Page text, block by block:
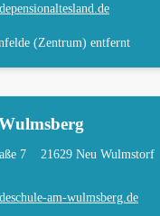
(Zentrum) entfernt
7 21629 Neu Wulmstorf
am-wulmsberg.de